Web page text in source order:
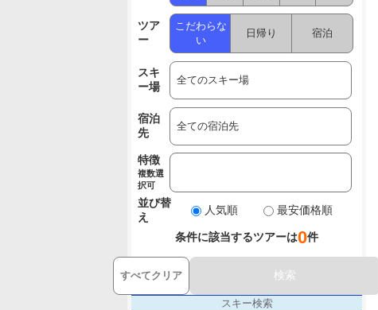
ツア
ー
こだわらな
い
日帰り 宿泊
スキ
ー場
宿泊
先
特徴
複数選
択可
並び替
え
人気順 最安価格順
条件に該当するツアーは0件
すべてクリア 検索
スキー検索